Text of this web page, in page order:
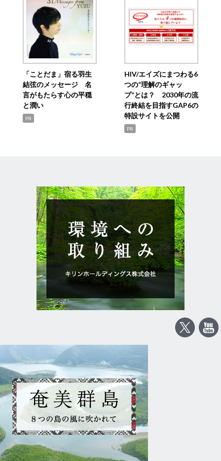
「ことだま」宿る羽生
結弦のメッセージ 名
言がもたらす心の平穏
と潤い
PR
HIV/エイズにまつわる6
つの“理解のギャッ
プ”とは？ 2030年の流
行終結を目指すGAP6の
特設サイトを公開
PR